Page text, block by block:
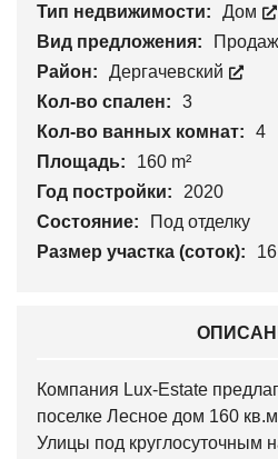
Тип недвижимости:
Дом
Вид предложения:
Район:
Дергачевский
Кол-во спален:
3
Кол-во ванных комнат:
4
Площадь:
160 m²
Год постройки:
2020
Состояние:
Под отделку
Размер участка (соток):
16
Компания Lux-Estate
поселке Лесное дом 160 кв.м
Улицы под круглосуточным